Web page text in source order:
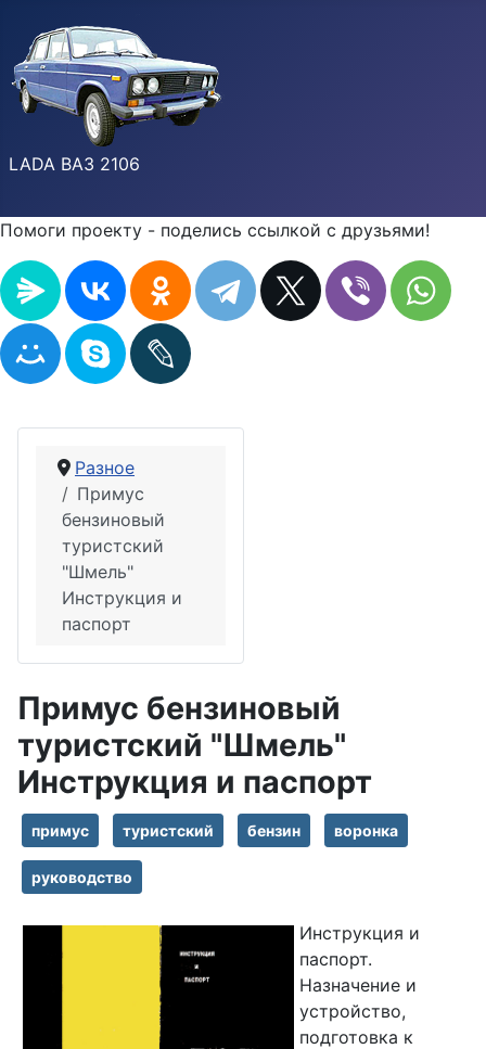
LADA ВАЗ 2106
Помоги проекту - поделись ссылкой с друзьями!
Разное
Примус
бензиновый
туристский
"Шмель"
Инструкция и
паспорт
Примус бензиновый
туристский "Шмель"
Инструкция и паспорт
примус туристский бензин воронка
руководство
Инструкция и
паспорт.
Назначение и
устройство,
подготовка к